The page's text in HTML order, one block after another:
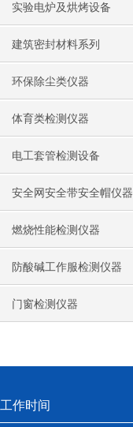
实验电炉及烘烤设备
建筑密封材料系列
环保除尘类仪器
体育类检测仪器
电工套管检测设备
安全网安全带安全帽仪器
燃烧性能检测仪器
防酸碱工作服检测仪器
门窗检测仪器
工作时间